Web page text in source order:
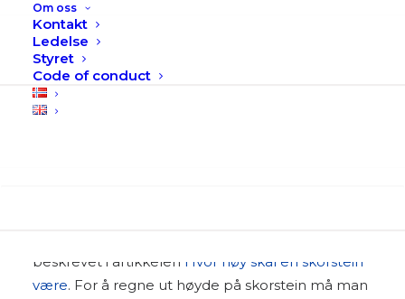
Om oss
Kontakt
Ledelse
Styret
Code of conduct
kalkulator for å finne beregne høyde på
skorstein.
beskrevet i artikkelen Hvor høy skal en skorstein
være. For å regne ut høyde på skorstein må man